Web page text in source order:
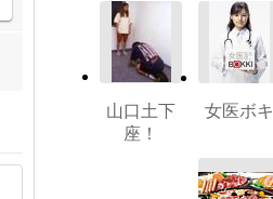
山口土下
座！
女医ボキ